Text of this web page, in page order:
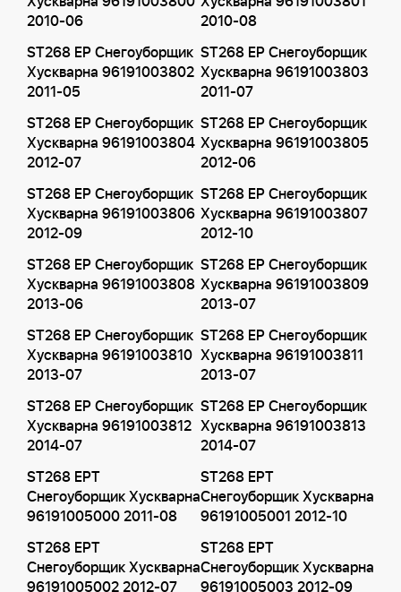
2010-06
2010-08
ST268 EP Снегоуборщик
Хускварна 96191003802
2011-05
ST268 EP Снегоуборщик
Хускварна 96191003803
2011-07
ST268 EP Снегоуборщик
Хускварна 96191003804
2012-07
ST268 EP Снегоуборщик
Хускварна 96191003805
2012-06
ST268 EP Снегоуборщик
Хускварна 96191003806
2012-09
ST268 EP Снегоуборщик
Хускварна 96191003807
2012-10
ST268 EP Снегоуборщик
Хускварна 96191003808
2013-06
ST268 EP Снегоуборщик
Хускварна 96191003809
2013-07
ST268 EP Снегоуборщик
Хускварна 96191003810
2013-07
ST268 EP Снегоуборщик
Хускварна 96191003811
2013-07
ST268 EP Снегоуборщик
Хускварна 96191003812
2014-07
ST268 EP Снегоуборщик
Хускварна 96191003813
2014-07
ST268 EPT
Снегоуборщик Хускварна
96191005000 2011-08
ST268 EPT
Снегоуборщик Хускварна
96191005001 2012-10
ST268 EPT
Снегоуборщик Хускварна
96191005002 2012-07
ST268 EPT
Снегоуборщик Хускварна
96191005003 2012-09